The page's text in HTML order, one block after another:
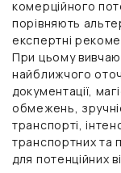
комерційного
порівняють
експертні
При цьому
найближчого
документації,
обмежень,
транспорті,
транспортних та
для потенційних